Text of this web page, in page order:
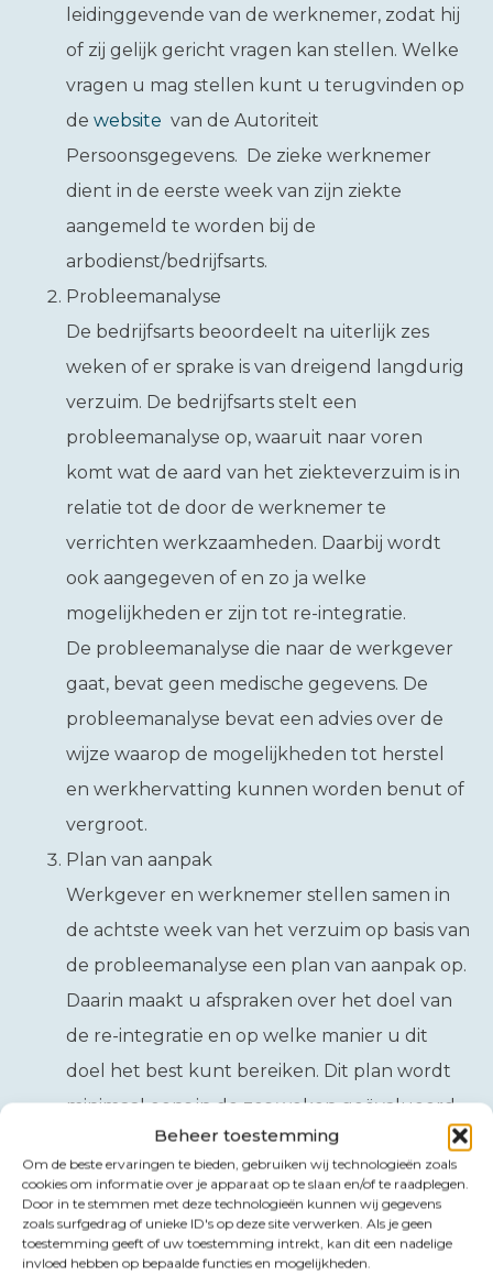
Beheer toestemming
Om de beste ervaringen te bieden, gebruiken wij technologieën zoals
cookies om informatie over je apparaat op te slaan en/of te raadplegen.
Door in te stemmen met deze technologieën kunnen wij gegevens
zoals surfgedrag of unieke ID's op deze site verwerken. Als je geen
toestemming geeft of uw toestemming intrekt, kan dit een nadelige
invloed hebben op bepaalde functies en mogelijkheden.
leidinggevende van de werknemer, zodat hij
of zij gelijk gericht vragen kan stellen. Welke
vragen u mag stellen kunt u terugvinden op
de website van de Autoriteit
Persoonsgegevens. De zieke werknemer
dient in de eerste week van zijn ziekte
aangemeld te worden bij de
arbodienst/bedrijfsarts.
Probleemanalyse
De bedrijfsarts beoordeelt na uiterlijk zes
weken of er sprake is van dreigend langdurig
verzuim. De bedrijfsarts stelt een
probleemanalyse op, waaruit naar voren
komt wat de aard van het ziekteverzuim is in
relatie tot de door de werknemer te
verrichten werkzaamheden. Daarbij wordt
ook aangegeven of en zo ja welke
mogelijkheden er zijn tot re-integratie.
De probleemanalyse die naar de werkgever
gaat, bevat geen medische gegevens. De
probleemanalyse bevat een advies over de
wijze waarop de mogelijkheden tot herstel
en werkhervatting kunnen worden benut of
vergroot.
Plan van aanpak
Werkgever en werknemer stellen samen in
de achtste week van het verzuim op basis van
de probleemanalyse een plan van aanpak op.
Daarin maakt u afspraken over het doel van
de re-integratie en op welke manier u dit
doel het best kunt bereiken. Dit plan wordt
minimaal eens in de zes weken geëvalueerd.
Casemanager
Een casemanager fungeert als een soort spin-in-
het-web waar het gaat om de processtappen in